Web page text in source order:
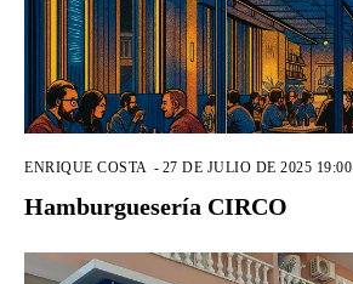
ENRIQUE COSTA - 27 DE JULIO DE 2025 19:00
Hamburguesería CIRCO